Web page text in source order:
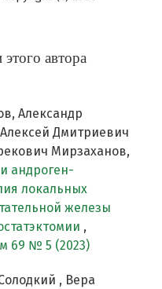
автора
Александр
Дмитриевич
Мирзаханов,
андроген-
локальных
железы
,
69 № 5 (2023)
, Вера